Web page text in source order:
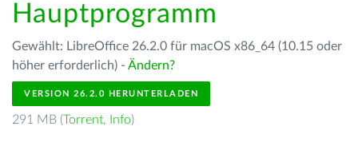
Hauptprogramm
Gewählt: LibreOffice 26.2.0 für macOS x86_64 (10.15 oder
höher erforderlich) - Ändern?
VERSION 26.2.0 HERUNTERLADEN
291 MB (Torrent, Info)